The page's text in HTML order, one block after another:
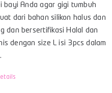
bayi Anda agar gigi tumbuh
dari bahan silikon halus dan
dan bersertifikasi Halal dan
dengan size L isi 3pcs dalam